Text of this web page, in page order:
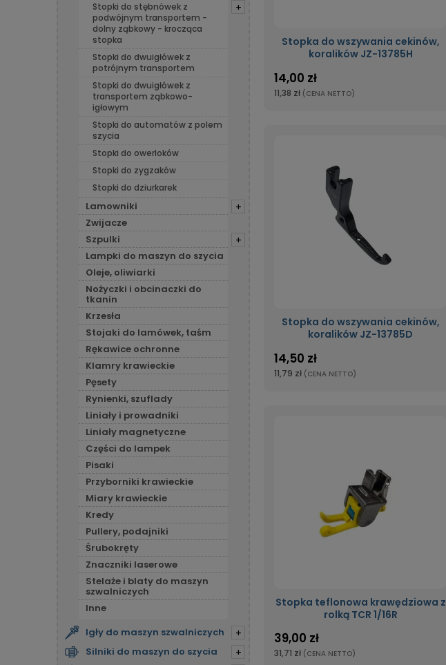
+
Stopki do stębnówek z
podwójnym transportem -
dolny ząbkowy - krocząca
stopka
Stopki do dwuigłówek z
potrójnym transportem
Stopki do dwuigłówek z
transportem ząbkowo-
igłowym
Stopki do automatów z polem
szycia
Stopki do owerloków
Stopki do zygzaków
Stopki do dziurkarek
+
Lamowniki
Zwijacze
+
Szpulki
Lampki do maszyn do szycia
Oleje, oliwiarki
Nożyczki i obcinaczki do
tkanin
Krzesła
Stojaki do lamówek, taśm
Rękawice ochronne
Klamry krawieckie
Pęsety
Rynienki, szuflady
Liniały i prowadniki
Liniały magnetyczne
Części do lampek
Pisaki
Przyborniki krawieckie
Miary krawieckie
Kredy
Pullery, podajniki
Śrubokręty
Znaczniki laserowe
Stelaże i blaty do maszyn
szwalniczych
Inne
+
Igły do maszyn szwalniczych
+
Silniki do maszyn do szycia
Stopka do wszywania cekinów,
koralików JZ-13785H
14,00 zł
11,38 zł (CENA NETTO)
Stopka do wszywania cekinów,
koralików JZ-13785D
14,50 zł
11,79 zł (CENA NETTO)
Stopka teflonowa krawędziowa z
rolką TCR 1/16R
39,00 zł
31,71 zł (CENA NETTO)